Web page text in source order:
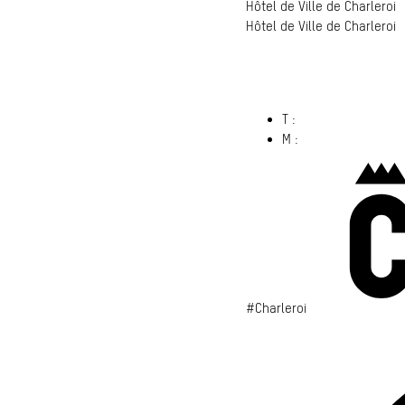
Hôtel de Ville de Charleroi
Hôtel de Ville de Charleroi
T :
M :
#Charleroi